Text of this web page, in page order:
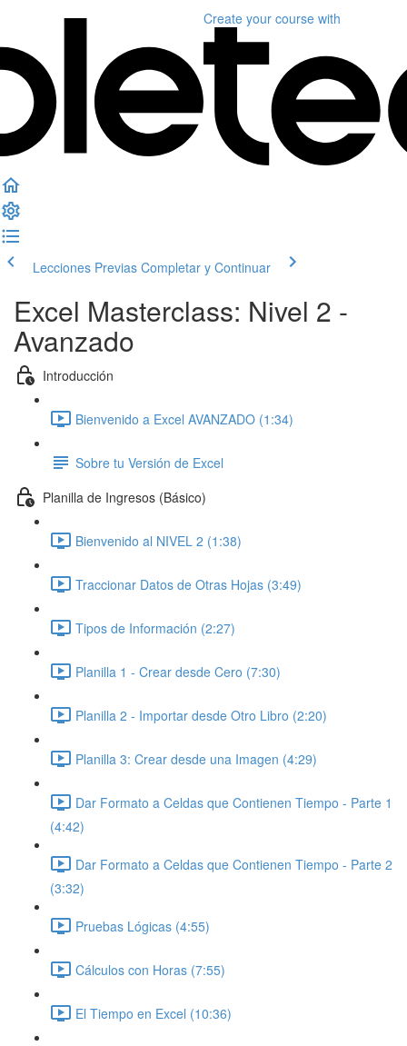
Create your course with
Lecciones Previas Completar y Continuar
Excel Masterclass: Nivel 2 -
Avanzado
Introducción
Bienvenido a Excel AVANZADO (1:34)
Sobre tu Versión de Excel
Planilla de Ingresos (Básico)
Bienvenido al NIVEL 2 (1:38)
Traccionar Datos de Otras Hojas (3:49)
Tipos de Información (2:27)
Planilla 1 - Crear desde Cero (7:30)
Planilla 2 - Importar desde Otro Libro (2:20)
Planilla 3: Crear desde una Imagen (4:29)
Dar Formato a Celdas que Contienen Tiempo - Parte 1
(4:42)
Dar Formato a Celdas que Contienen Tiempo - Parte 2
(3:32)
Pruebas Lógicas (4:55)
Cálculos con Horas (7:55)
El Tiempo en Excel (10:36)